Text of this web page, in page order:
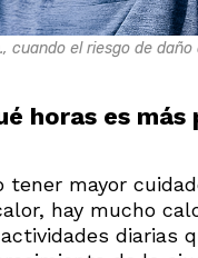
cuando el riesgo de
horas es
mayor
hay mucho
diarias